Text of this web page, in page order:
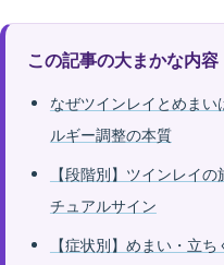
この記事の大まかな内容
なぜツインレイとめま
ルギー調整の本質
【段階別】ツインレイ
チュアルサイン
【症状別】めまい・立